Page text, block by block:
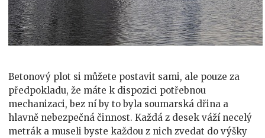
Betonový plot si můžete postavit sami, ale pouze za
předpokladu, že máte k dispozici potřebnou
mechanizaci, bez ní by to byla soumarská dřina a
hlavně nebezpečná činnost. Každá z desek váží necelý
metrák a museli byste každou z nich zvedat do výšky